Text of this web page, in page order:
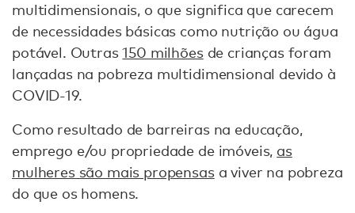
multidimensionais, o que significa que carecem
de necessidades básicas como nutrição ou água
potável. Outras150 milhõesde crianças foram
lançadas na pobreza multidimensional devido à
COVID-19.
Como resultado de barreiras na educação,
emprego e/ou propriedade de imóveis, as
mulheres são mais propensasa viver na pobreza
do que os homens.